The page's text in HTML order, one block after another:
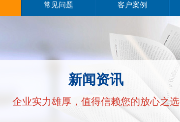
常见问题 客户案例
新闻资讯
企业实力雄厚，值得信赖您的放心之选